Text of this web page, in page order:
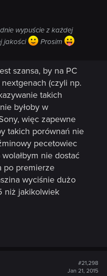
wypuście z każdej
jakości
Prosim
szansa, by na PC
(czyli np.
takich
byłoby w
więc zapewne
takich porównań nie
pecetowiec
nie dostać
po premierze
wyciśnie dużo
niż jakikolwiek
#21,298
Jan 21, 2015